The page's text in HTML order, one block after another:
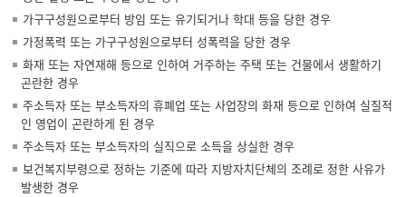
가구구성원으로부터 방임 또는 유기되거나 학대 등을 당한 경우
가정폭력 또는 가구구성원으로부터 성폭력을 당한 경우
화재 또는 자연재해 등으로 인하여 거주하는 주택 또는 건물에서 생활하기
곤란한 경우
주소득자 또는 부소득자의 휴폐업 또는 사업장의 화재 등으로 인하여 실질적
인 영업이 곤란하게 된 경우
주소득자 또는 부소득자의 실직으로 소득을 상실한 경우
보건복지부령으로 정하는 기준에 따라 지방자치단체의 조례로 정한 사유가
발생한 경우